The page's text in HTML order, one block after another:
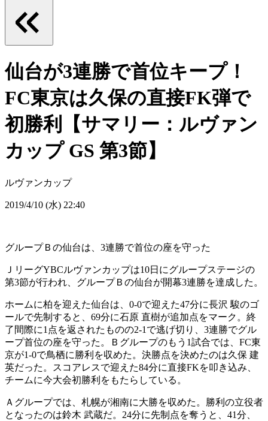
仙台が3連勝で首位キープ！
FC東京は久保の直接FK弾で
初勝利【サマリー：ルヴァン
カップ GS 第3節】
ルヴァンカップ
2019/4/10 (水) 22:40
グループＢの仙台は、3連勝で首位の座を守った
ＪリーグYBCルヴァンカップは10日にグループステージの
第3節が行われ、グループＢの仙台が開幕3連勝を達成した。
ホームに柏を迎えた仙台は、0-0で迎えた47分に長沢 駿のゴ
ールで先制すると、69分に石原 直樹が追加点をマーク。終
了間際に1点を返されたものの2-1で逃げ切り、3連勝でグル
ープ首位の座を守った。Ｂグループのもう1試合では、FC東
京が1-0で鳥栖に勝利を収めた。決勝点を決めたのは久保 建
英だった。スコアレスで迎えた84分に直接FKを叩き込み、
チームに今大会初勝利をもたらしている。
Ａグループでは、札幌が湘南に大勝を収めた。勝利の立役者
となったのは鈴木 武蔵だ。24分に先制点を奪うと、41分、